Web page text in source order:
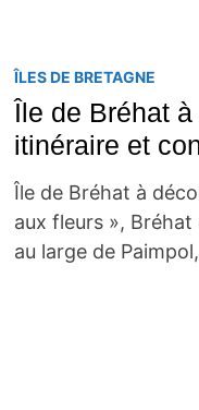
ÎLES DE BRETAGNE
Île de Bréhat
itinéraire et
Île de Bréhat à
aux fleurs »,
au large de